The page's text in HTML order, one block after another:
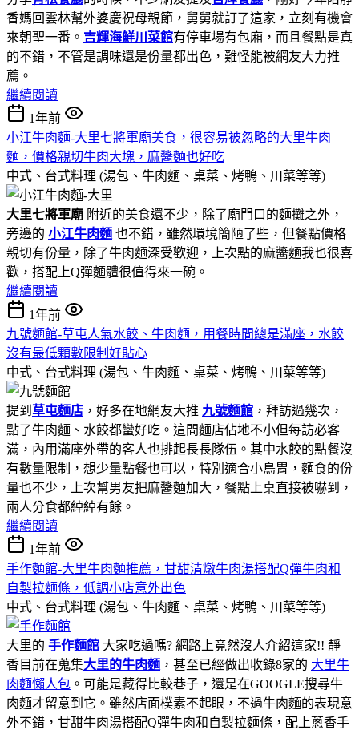
香媽回雲林幫外婆慶祝母親節，舅舅就訂了這家，立刻有機會
來朝聖一番。 吉輝海鮮川菜館有停車場有包廂，而且餐點是真
的不錯，不管是調味還是份量都出色，難怪能被網友大力推
薦。​
繼續閱讀
1年前
小江牛肉麵-大里七將軍廟美食，很容易被忽略的大里牛肉
麵，價格親切牛肉大塊，麻醬麵也好吃
中式、台式料理 (湯包、牛肉麵、桌菜、烤鴨、川菜等等)
大里七將軍廟 附近的美食還不少，除了廟門口的麵攤之外，
旁邊的 小江牛肉麵 也不錯，雖然環境簡陋了些，但餐點價格
親切有份量，除了牛肉麵深受歡迎，上次點的麻醬麵我也很喜
歡，搭配上Q彈麵體很值得來一碗。
繼續閱讀
1年前
九號麵館-草屯人氣水餃、牛肉麵，用餐時間總是滿座，水餃
沒有最低顆數限制好貼心
中式、台式料理 (湯包、牛肉麵、桌菜、烤鴨、川菜等等)
提到 草屯麵店 ，好多在地網友大推 九號麵館 ，拜訪過幾次，
點了牛肉麵、水餃都蠻好吃。這間麵店佔地不小但每訪必客
滿，內用滿座外帶的客人也排起長長隊伍。其中水餃的點餐沒
有數量限制，想少量點餐也可以，特別適合小鳥胃，麵食的份
量也不少，上次幫男友把麻醬麵加大，餐點上桌直接被嚇到，
兩人分食都綽綽有餘。
繼續閱讀
1年前
手作麵館-大里牛肉麵推薦，甘甜清燉牛肉湯搭配Q彈牛肉和
自製拉麵條，低調小店意外出色
中式、台式料理 (湯包、牛肉麵、桌菜、烤鴨、川菜等等)
大里的 手作麵館 大家吃過嗎? 網路上竟然沒人介紹這家!! 靜
香目前在蒐集大里的牛肉麵 ，甚至已經做出收錄8家的 大里牛
肉麵懶人包 。可能是藏得比較巷子，還是在GOOGLE搜尋牛
肉麵才留意到它。雖然店面樸素不起眼，不過牛肉麵的表現意
外不錯，甘甜牛肉湯搭配Q彈牛肉和自製拉麵條，配上蔥香手